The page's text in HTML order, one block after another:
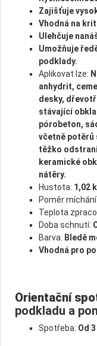
Zajišťuje
Vhodná na
Ulehčuje
Umožňuje
podklady.
Aplikovat lze:
anhydrit,
desky,
stávající
pórobeton,
včetně potěrů
těžko
keramické
nátěry.
Hustota: 1,02
Poměr
Teplota
Doba schnutí:
Barva: Bledě
Vhodná pro
Orientační
podkladu a
Spotřeba: Od